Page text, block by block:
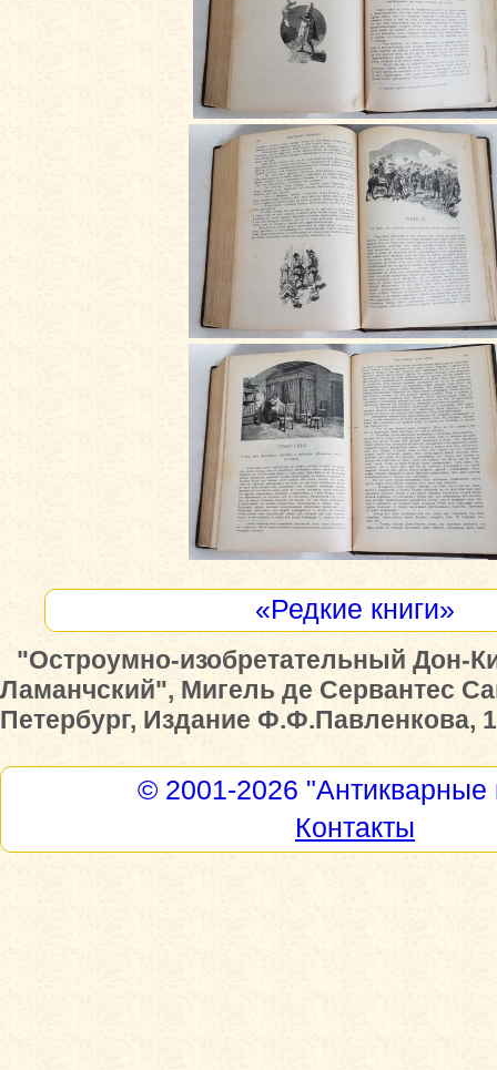
«Редкие книги»
"Остроумно-изобретательный Дон-
Ламанчский", Мигель де Сервантес
Петербург, Издание Ф.Ф.Павленкова,
© 2001-2026 "Антикварные
Контакты